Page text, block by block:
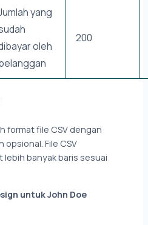
yang
oleh
200
format file CSV dengan
opsional. File CSV
lebih banyak baris sesuai
untuk John Doe